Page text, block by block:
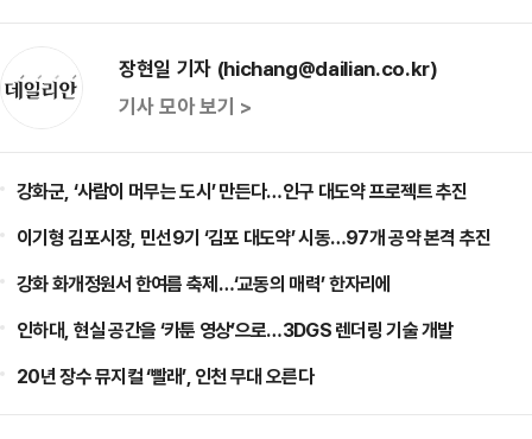
장현일 기자 (hichang@dailian.co.kr)
기사 모아 보기 >
강화군, ‘사람이 머무는 도시’ 만든다…인구 대도약 프로젝트 추진
이기형 김포시장, 민선9기 ‘김포 대도약’ 시동…97개 공약 본격 추진
강화 화개정원서 한여름 축제…‘교동의 매력’ 한자리에
인하대, 현실 공간을 ‘카툰 영상’으로…3DGS 렌더링 기술 개발
20년 장수 뮤지컬 ‘빨래’, 인천 무대 오른다